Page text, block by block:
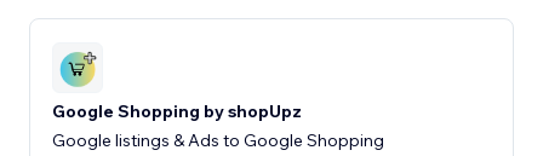
Google Shopping by shopUpz
Google listings & Ads to Google Shopping